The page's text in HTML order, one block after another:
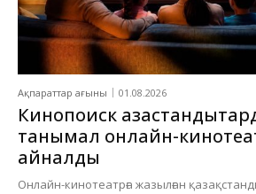
Ақпараттар ағыны 01.08.2026
Кинопоиск
танымал онлайн-
айналды
Онлайн-кинотеатрға жазылған